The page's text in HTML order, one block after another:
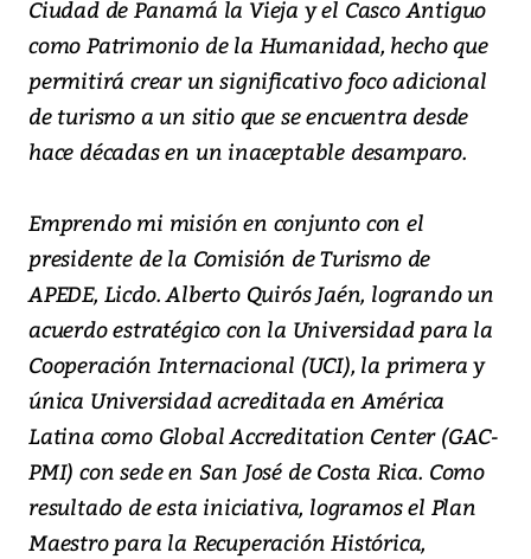
Ciudad de Panamá la Vieja y el Casco Antiguo
como Patrimonio de la Humanidad, hecho que
permitirá crear un significativo foco adicional
de turismo a un sitio que se encuentra desde
hace décadas en un inaceptable desamparo.
Emprendo mi misión en conjunto con el
presidente de la Comisión de Turismo de
APEDE, Licdo. Alberto Quirós Jaén, logrando un
acuerdo estratégico con la Universidad para la
Cooperación Internacional (UCI), la primera y
única Universidad acreditada en América
Latina como Global Accreditation Center (GAC-
PMI) con sede en San José de Costa Rica. Como
resultado de esta iniciativa, logramos el Plan
Maestro para la Recuperación Histórica,